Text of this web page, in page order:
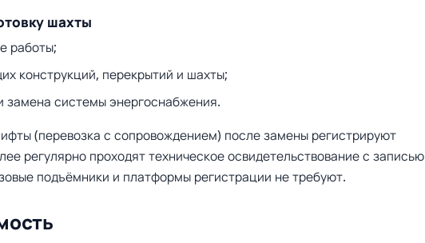
шахты
работы;
конструкций, перекрытий и шахты;
замена системы энергоснабжения.
(перевозка с сопровождением) после замены регистрируют
регулярно проходят техническое освидетельствование с записью
подъёмники и платформы регистрации не требуют.